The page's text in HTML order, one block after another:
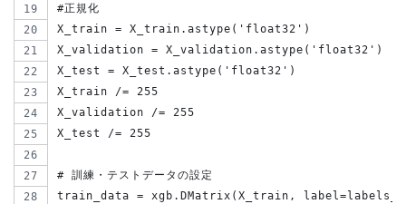
#正規化
X_train = X_train.astype('float32')
X_validation = X_validation.astype('float32')
X_test = X_test.astype('float32')
X_train /= 255
X_validation /= 255
X_test /= 255
# 訓練・テストデータの設定
train_data = xgb.DMatrix(X_train,